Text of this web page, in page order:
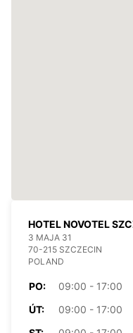
HOTEL NOVOTEL
3 MAJA 31
70-215 SZCZECIN
POLAND
PO:
09:00 - 17:00
ÚT:
09:00 - 17:00